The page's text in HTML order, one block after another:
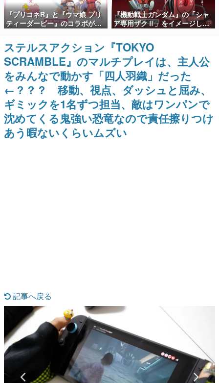
殿堂入り記事
SNS拡散数が数千以上！ ページビュー数万以上！ などな
ど。多くの人々に読まれた、電ファミ渾身の“殿堂入り”記
事をまとめました。
ゲームの企画書
名作ゲームクリエイターの方々に製作時のエピソードをお
聞きし、ヒットする企画（ゲーム）とは何か？を探ってい
きます。
赫本
この物語を解いてはいけない。『赫本』は、〈試験問題〉
の形をした短編ホラー小説集です。
新世代に訊く
これからのデジタルゲーム市場を担う若きクリエイター達
の姿を追い、彼らのルーツと情熱を探っていきます。
ゲームが変えた日本語
「経験値」「裏技」「ラスボス」… ゲームにまつわる言葉
の起源や用法の変遷を、コンピューター文化史研究家・タ
イニーP氏が徹底調査。
カテゴリ
『プリコネR』と『ウマ娘 プリ
ティーダービー』のコラボが決
定！“最大170連無料”の8.5周年
『機動戦士ガンダム』の「シャ
ア専用ザクⅡ」をイメージした
散水ホースリールが予約開始。
本体にはシャアのパーソナルマ
ークやジオン公国軍のエンブレ
ム、型式番号などを配置
ステルスアクション『TOKYO
SCRAMBLE』のマルチプレイは、主人公
をみんなで動かす「四人羽織」だった
←？？？ 移動、視点、ダッシュと屈み、
ギミックを1名ずつ担当、敵はワンパンで
沈めてくる鬼強い恐竜なので責任擦りつけ
あう暇ないくらいムズい
記事へ戻る